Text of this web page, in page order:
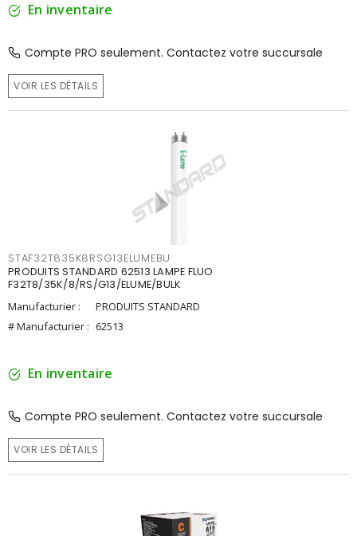
En inventaire
Compte PRO seulement. Contactez votre succursale
VOIR LES DÉTAILS
STAF32T835K8RSG13ELUMEBU
PRODUITS STANDARD 62513 LAMPE FLUO
F32T8/35K/8/RS/G13/ELUME/BULK
Manufacturier :
PRODUITS STANDARD
# Manufacturier : 62513
En inventaire
Compte PRO seulement. Contactez votre succursale
VOIR LES DÉTAILS